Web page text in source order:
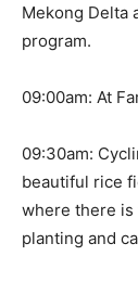
Mekong Delta
program.
09:00am: At
09:30am:
beautiful rice
where there is
planting and